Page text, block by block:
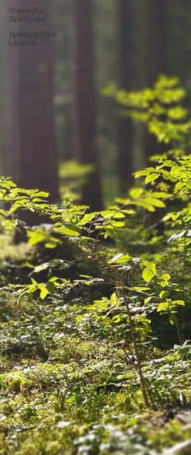
Risveglio
Spirituale
Spiritualità e
Libertà